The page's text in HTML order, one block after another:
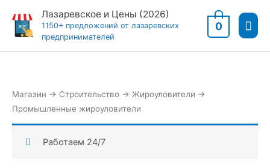
содержимому
Лазаревское и Цены (2026)
1150+ предложений от лазаревских
предпринимателей
0
Магазин → Строительство → Жироуловители →
Промышленные жироуловители
Работаем 24/7